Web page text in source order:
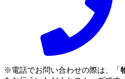
※電話でお問い合わせの際は、「